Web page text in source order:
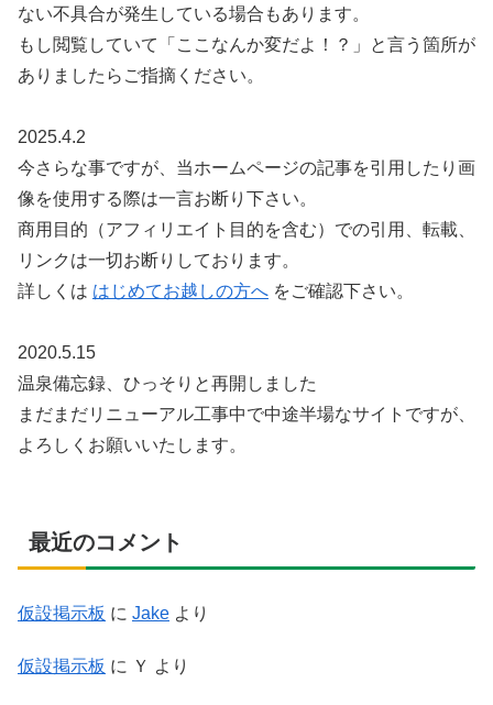
ない不具合が発生している場合もあります。
もし閲覧していて「ここなんか変だよ！？」と言う箇所が
ありましたらご指摘ください。
2025.4.2
今さらな事ですが、当ホームページの記事を引用したり画
像を使用する際は一言お断り下さい。
商用目的（アフィリエイト目的を含む）での引用、転載、
リンクは一切お断りしております。
詳しくは はじめてお越しの方へ をご確認下さい。
2020.5.15
温泉備忘録、ひっそりと再開しました
まだまだリニューアル工事中で中途半場なサイトですが、
よろしくお願いいたします。
最近のコメント
仮設掲示板 に Jake より
仮設掲示板 に Ｙ より